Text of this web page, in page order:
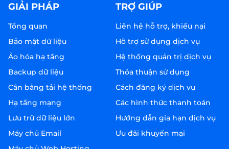
GIẢI PHÁP
Tổng quan
Bảo mật dữ liệu
Ảo hóa hạ tầng
Backup dữ liệu
Cân bằng tải hệ thống
Hạ tầng mạng
Lưu trữ dữ liệu lớn
Máy chủ Email
TRỢ GIÚP
Liên hệ hỗ trợ, khiếu nại
Hỗ trợ sử dụng dịch vụ
Hệ thống quản trị dịch vụ
Thỏa thuận sử dụng
Cách đăng ký dịch vụ
Các hình thức thanh toán
Hướng dẫn gia hạn dịch vụ
Ưu đãi khuyến mại